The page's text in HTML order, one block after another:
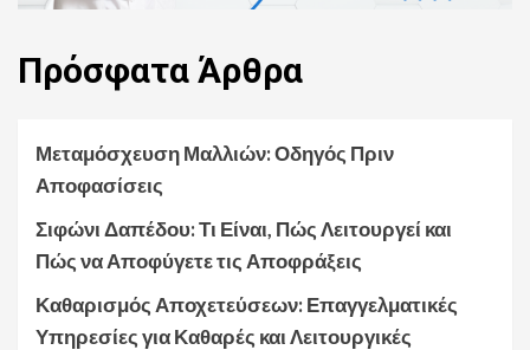
Πρόσφατα Άρθρα
Μεταμόσχευση Μαλλιών: Οδηγός Πριν
Αποφασίσεις
Σιφώνι Δαπέδου: Τι Είναι, Πώς Λειτουργεί και
Πώς να Αποφύγετε τις Αποφράξεις
Καθαρισμός Αποχετεύσεων: Επαγγελματικές
Υπηρεσίες για Καθαρές και Λειτουργικές